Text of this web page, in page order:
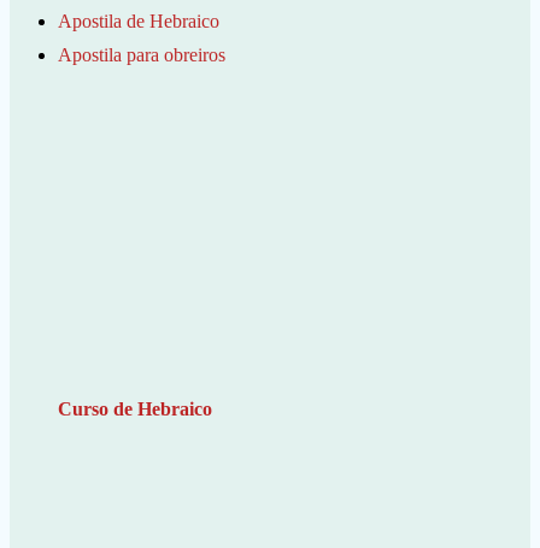
Apostila de Hebraico
Apostila para obreiros
Curso de Hebraico